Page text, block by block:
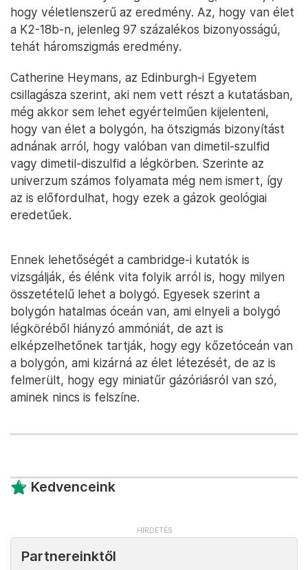
hogy véletlenszerű az eredmény. Az, hogy van élet
a K2-18b-n, jelenleg 97 százalékos bizonyosságú,
tehát háromszigmás eredmény.
Catherine Heymans, az Edinburgh-i Egyetem
csillagásza szerint, aki nem vett részt a kutatásban,
még akkor sem lehet egyértelműen kijelenteni,
hogy van élet a bolygón, ha ötszigmás bizonyítást
adnának arról, hogy valóban van dimetil-szulfid
vagy dimetil-diszulfid a légkörben. Szerinte az
univerzum számos folyamata még nem ismert, így
az is előfordulhat, hogy ezek a gázok geológiai
eredetűek.
Ennek lehetőségét a cambridge-i kutatók is
vizsgálják, és élénk vita folyik arról is, hogy milyen
összetételű lehet a bolygó. Egyesek szerint a
bolygón hatalmas óceán van, ami elnyeli a bolygó
légköréből hiányzó ammóniát, de azt is
elképzelhetőnek tartják, hogy egy kőzetóceán van
a bolygón, ami kizárná az élet létezését, de az is
felmerült, hogy egy miniatűr gázóriásról van szó,
aminek nincs is felszíne.
Kedvenceink
Partnereinktől